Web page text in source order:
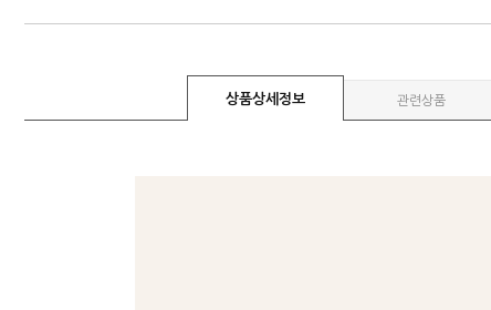
상품상세정보 관련상품